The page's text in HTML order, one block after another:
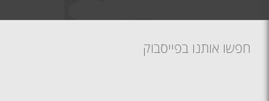
חפשו אותנו בפייסבוק